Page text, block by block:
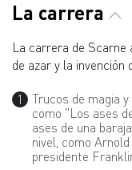
La carrera
La carrera de Scarne
de azar y la
Trucos de magia
como "Los ases
ases de una
nivel, como
presidente